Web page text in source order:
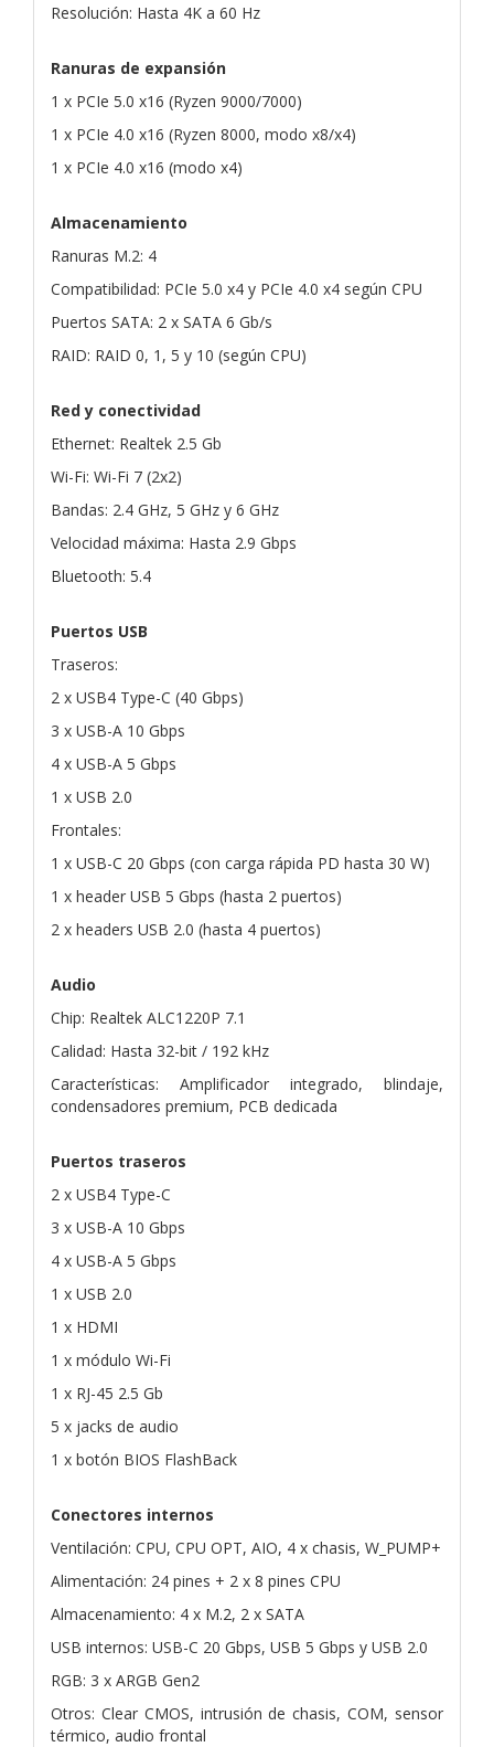
Resolución: Hasta 4K a 60 Hz
Ranuras de expansión
1 x PCIe 5.0 x16 (Ryzen 9000/7000)
1 x PCIe 4.0 x16 (Ryzen 8000, modo x8/x4)
1 x PCIe 4.0 x16 (modo x4)
Almacenamiento
Ranuras M.2: 4
Compatibilidad: PCIe 5.0 x4 y PCIe 4.0 x4 según CPU
Puertos SATA: 2 x SATA 6 Gb/s
RAID: RAID 0, 1, 5 y 10 (según CPU)
Red y conectividad
Ethernet: Realtek 2.5 Gb
Wi-Fi: Wi-Fi 7 (2x2)
Bandas: 2.4 GHz, 5 GHz y 6 GHz
Velocidad máxima: Hasta 2.9 Gbps
Bluetooth: 5.4
Puertos USB
Traseros:
2 x USB4 Type-C (40 Gbps)
3 x USB-A 10 Gbps
4 x USB-A 5 Gbps
1 x USB 2.0
Frontales:
1 x USB-C 20 Gbps (con carga rápida PD hasta 30 W)
1 x header USB 5 Gbps (hasta 2 puertos)
2 x headers USB 2.0 (hasta 4 puertos)
Audio
Chip: Realtek ALC1220P 7.1
Calidad: Hasta 32-bit / 192 kHz
Características: Amplificador integrado, blindaje,
condensadores premium, PCB dedicada
Puertos traseros
2 x USB4 Type-C
3 x USB-A 10 Gbps
4 x USB-A 5 Gbps
1 x USB 2.0
1 x HDMI
1 x módulo Wi-Fi
1 x RJ-45 2.5 Gb
5 x jacks de audio
1 x botón BIOS FlashBack
Conectores internos
Ventilación: CPU, CPU OPT, AIO, 4 x chasis, W_PUMP+
Alimentación: 24 pines + 2 x 8 pines CPU
Almacenamiento: 4 x M.2, 2 x SATA
USB internos: USB-C 20 Gbps, USB 5 Gbps y USB 2.0
RGB: 3 x ARGB Gen2
Otros: Clear CMOS, intrusión de chasis, COM, sensor
térmico, audio frontal